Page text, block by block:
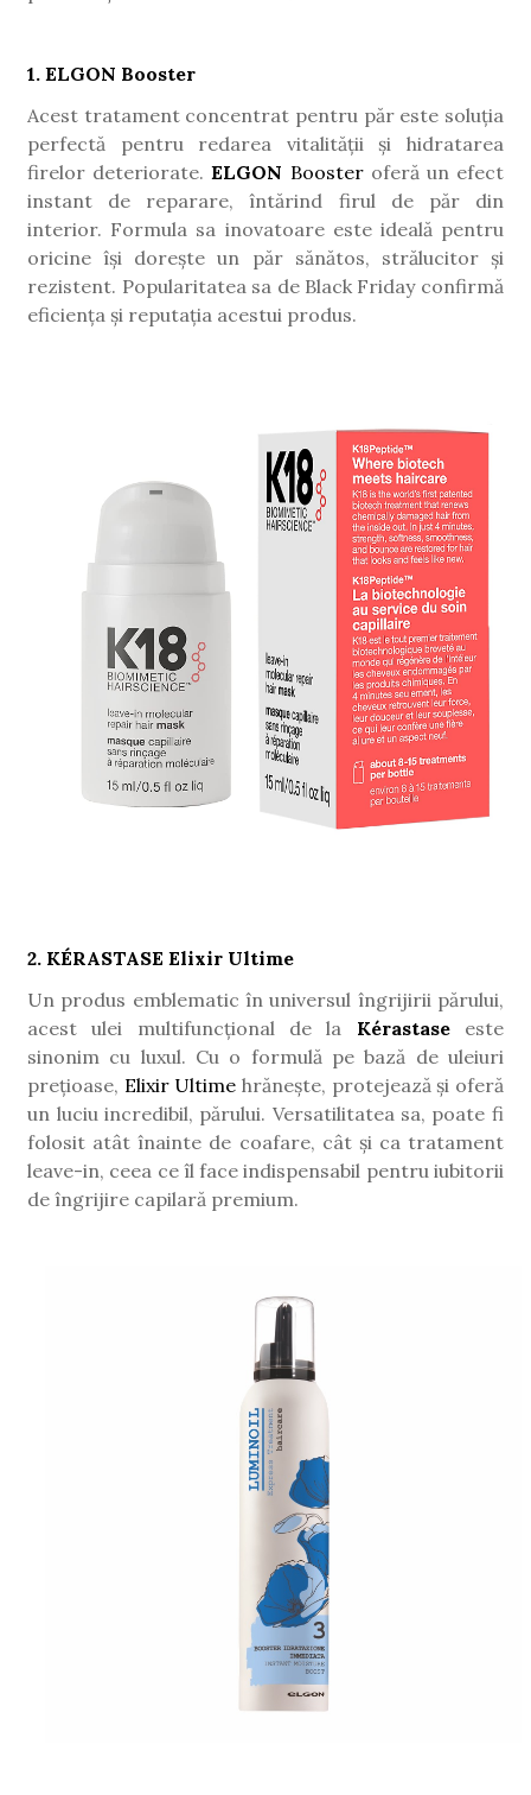
1. ELGON Booster
Acest tratament concentrat pentru păr este soluția
perfectă pentru redarea vitalității și hidratarea
firelor deteriorate.ELGON Boosteroferă un efect
instant de reparare, întărind firul de păr din
interior. Formula sa inovatoare este ideală pentru
oricine își dorește un păr sănătos, strălucitor și
rezistent. Popularitatea sa de Black Friday confirmă
eficiența și reputația acestui produs.
2. KÉRASTASE Elixir Ultime
Un produs emblematic în universul îngrijirii părului,
acest ulei multifuncțional de la Kérastase este
sinonim cu luxul. Cu o formulă pe bază de uleiuri
prețioase, Elixir Ultime hrănește, protejează și oferă
un luciu incredibil, părului. Versatilitatea sa, poate fi
folosit atât înainte de coafare, cât și ca tratament
leave-in, ceea ce îl face indispensabil pentru iubitorii
de îngrijire capilară premium.